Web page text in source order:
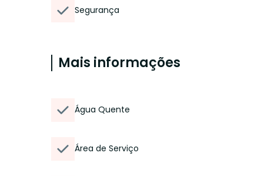
Segurança
Mais informações
Água Quente
Área de Serviço